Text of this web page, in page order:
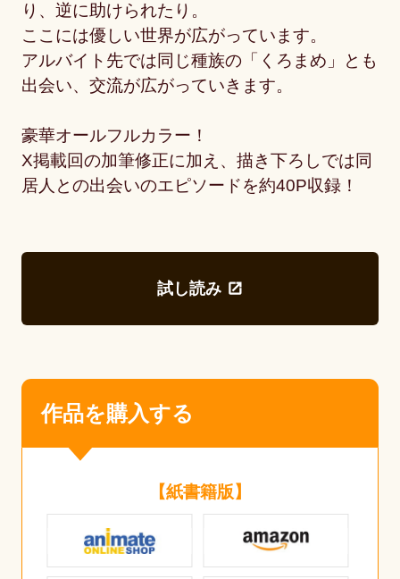
り、逆に助けられたり。
ここには優しい世界が広がっています。
アルバイト先では同じ種族の「くろまめ」とも
出会い、交流が広がっていきます。
豪華オールフルカラー！
X掲載回の加筆修正に加え、描き下ろしでは同
居人との出会いのエピソードを約40P収録！
試し読み
作品を購入する
【紙書籍版】